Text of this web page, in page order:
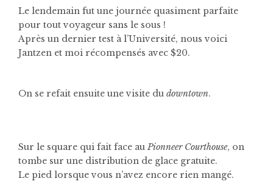
Le lendemain fut une journée quasiment parfaite
pour tout voyageur sans le sous !
Après un dernier test à l’Université, nous voici
Jantzen et moi récompensés avec $20.
On se refait ensuite une visite du downtown.
Sur le square qui fait face au Pionneer Courthouse, on
tombe sur une distribution de glace gratuite.
Le pied lorsque vous n’avez encore rien mangé.